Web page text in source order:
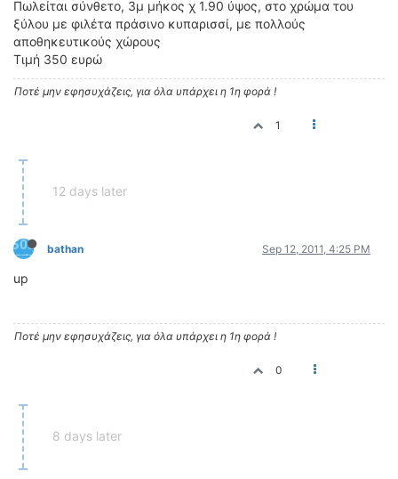
Πωλείται σύνθετο, 3μ μήκος χ 1.90 ύψος, στο χρώμα του
ξύλου με φιλέτα πράσινο κυπαρισσί, με πολλούς
αποθηκευτικούς χώρους
Τιμή 350 ευρώ
Ποτέ μην εφησυχάζεις, για όλα υπάρχει η 1η φορά !
1
12 days later
bathan Sep 12, 2011, 4:25 PM
up
Ποτέ μην εφησυχάζεις, για όλα υπάρχει η 1η φορά !
0
8 days later
FORMULA 1
WRC
ΔΙΕΘΝΕΙΣ ΑΓΩΝΕΣ
ΕΛΛΗΝΙΚΟΙ ΑΓΩΝΕΣ
ΚΑΤΑΣΚΕΥΑΣΤΕΣ
ΑΓΩΝΙΣΤΙΚΑ ΑΥΤΟΚΙΝΗΤΑ
ΠΩΛΗΣΕΙΣ
ΟΔΗΓΟΥΜΕ